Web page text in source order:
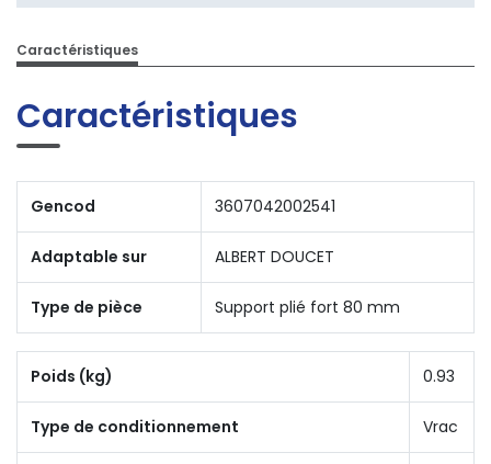
Caractéristiques
Caractéristiques
Gencod 3607042002541
Adaptable sur ALBERT DOUCET
Type de pièce Support plié fort 80 mm
Poids (kg) 0.93
Type de conditionnement Vrac